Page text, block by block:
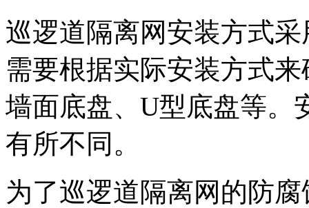
巡逻道隔离网安装方式
需要根据实际安装方式
墙面底盘、U型底盘等。
有所不同。
为了巡逻道隔离网的防